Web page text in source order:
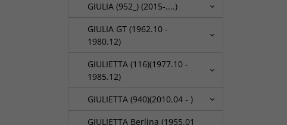
GIULIA (952_) (2015-....)
GIULIA GT (1962.10 -
1980.12)
GIULIETTA (116)(1977.10 -
1985.12)
GIULIETTA (940)(2010.04 - )
GIULIETTA Berlina (1955.01